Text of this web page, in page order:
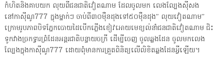
កំហិតនិងគាបយក លុយពីជនជាតិវៀតណាម ដែលចូលមក លេងល្បែងស៊ីសង
នៅកាស៊ីណូ777 ក្នុងម្នាក់ៗ ចាប់ពី៣០ម៉ឺនដុងទៅ៥០ម៉ឺនដុង” លុយវៀតណាម”
ក្រោមរូបភាពបិទភ្នែកបោយដៃបើកភ្លើងខៀវអោយមេខ្យល់នាំជនជាតិវៀតណាម ជិះ
ទូកវាងច្រកទ្វារព្រំដែនអន្តរជាតិបន្ទាយចក្រី ដើម្បីចេញ ចូលឆ្លងដែន ចូលមកលេង
ល្បែងក្នុងកាស៊ីណូ777 ដោយពុំមានការត្រួតពិនិត្យលើលិខិតឆ្លងដែនអ្វីឡើយ។